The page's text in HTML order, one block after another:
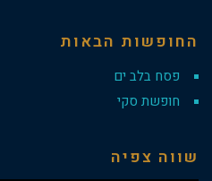
החופשות הבאות
פסח בלב ים
חופשת סקי
שווה צפיה